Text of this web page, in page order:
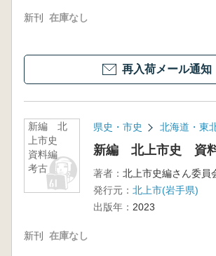
新刊 在庫なし
再入荷メール通知
新編 北
上市史
資料編
考古
県史・市史 北海道・東
新編 北上市史 資
著者： 北上市史編さん委
発行元： 北上市(岩手県)
出版年： 2023
新刊 在庫なし